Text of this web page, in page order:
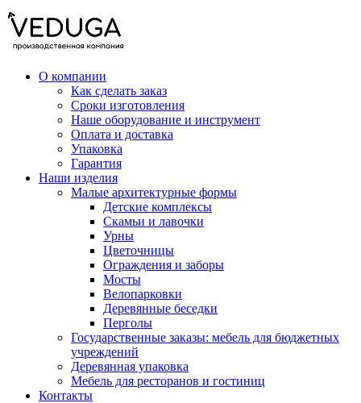
О компании
Как сделать заказ
Сроки изготовления
Наше оборудование и инструмент
Оплата и доставка
Упаковка
Гарантия
Наши изделия
Малые архитектурные формы
Детские комплексы
Скамьи и лавочки
Урны
Цветочницы
Ограждения и заборы
Мосты
Велопарковки
Деревянные беседки
Перголы
Государственные заказы: мебель для бюджетных
учреждений
Деревянная упаковка
Мебель для ресторанов и гостиниц
Контакты